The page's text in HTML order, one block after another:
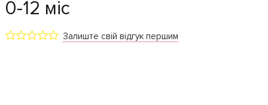
0-12 міс
Залиште свій відгук першим